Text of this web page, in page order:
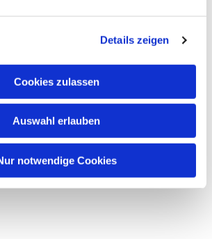
Details zeigen
Cookies zulassen
Auswahl erlauben
notwendige Cookies